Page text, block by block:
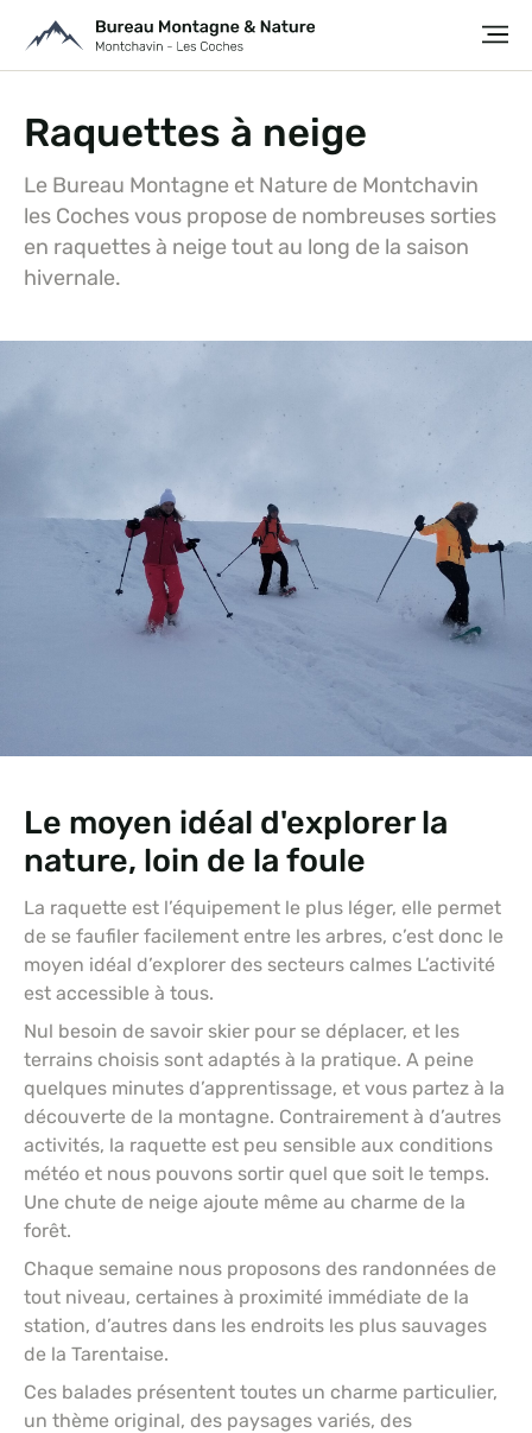
Raquettes à neige
Le Bureau Montagne et Nature de Montchavin
les Coches vous propose de nombreuses sorties
en raquettes à neige tout au long de la saison
hivernale.
Le moyen idéal d'explorer la
nature, loin de la foule
La raquette est l’équipement le plus léger, elle permet
de se faufiler facilement entre les arbres, c’est donc le
moyen idéal d’explorer des secteurs calmes L’activité
est accessible à tous.
Nul besoin de savoir skier pour se déplacer, et les
terrains choisis sont adaptés à la pratique. A peine
quelques minutes d’apprentissage, et vous partez à la
découverte de la montagne. Contrairement à d’autres
activités, la raquette est peu sensible aux conditions
météo et nous pouvons sortir quel que soit le temps.
Une chute de neige ajoute même au charme de la
forêt.
Chaque semaine nous proposons des randonnées de
tout niveau, certaines à proximité immédiate de la
station, d’autres dans les endroits les plus sauvages
de la Tarentaise.
Ces balades présentent toutes un charme particulier,
un thème original, des paysages variés, des